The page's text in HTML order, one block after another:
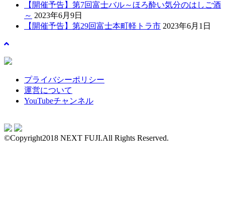
【開催予告】第7回富士バル～ほろ酔い気分のはしご酒
～ 2023年6月9日
【開催予告】第29回富士本町軽トラ市 2023年6月1日
プライバシーポリシー
運営について
YouTubeチャンネル
©Copyright2018 NEXT FUJI.All Rights Reserved.